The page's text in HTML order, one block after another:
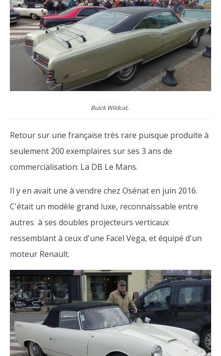
Buick Wildcat.
Retour sur une française très rare puisque produite à
seulement 200 exemplaires sur ses 3 ans de
commercialisation: La DB Le Mans.
Il y en avait une à vendre chez Osénat en juin 2016.
C'était un modèle grand luxe, reconnaissable entre
autres à ses doubles projecteurs verticaux
ressemblant à ceux d'une Facel Vega, et équipé d'un
moteur Renault.